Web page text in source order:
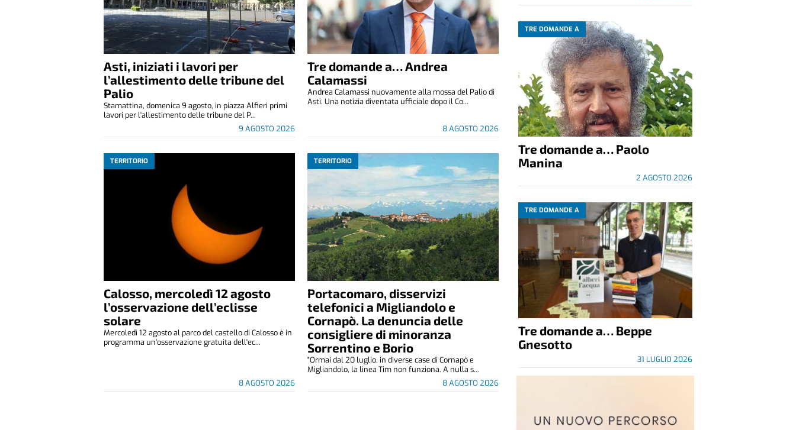
Asti, iniziati i lavori per
l’allestimento delle tribune del
Palio
9 AGOSTO 2026
Stamattina, domenica 9 agosto, in piazza Alfieri primi
lavori per l'allestimento delle tribune del P...
Tre domande a… Andrea
Calamassi
8 AGOSTO 2026
Andrea Calamassi nuovamente alla mossa del Palio di
Asti. Una notizia diventata ufficiale dopo il Co...
TERRITORIO
Calosso, mercoledì 12 agosto
l’osservazione dell’eclisse
solare
8 AGOSTO 2026
Mercoledì 12 agosto al parco del castello di Calosso è in
programma un’osservazione gratuita dell'ec...
TERRITORIO
Portacomaro, disservizi
telefonici a Migliandolo e
Cornapò. La denuncia delle
consigliere di minoranza
Sorrentino e Borio
8 AGOSTO 2026
"Ormai dal 20 luglio, in diverse case di Cornapò e
Migliandolo, la linea Tim non funziona. A nulla s...
TRE DOMANDE A
Tre domande a… Paolo
Manina
2 AGOSTO 2026
TRE DOMANDE A
Tre domande a… Beppe
Gnesotto
31 LUGLIO 2026